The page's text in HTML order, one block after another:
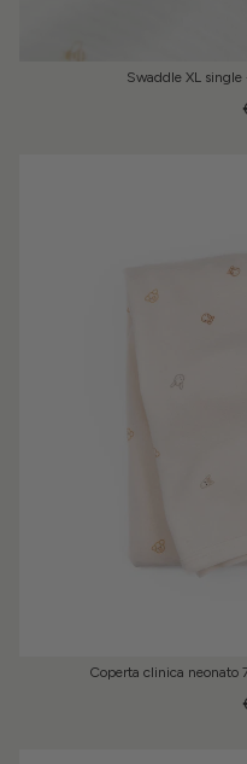
Swaddle XL
Coperta clinica neonato